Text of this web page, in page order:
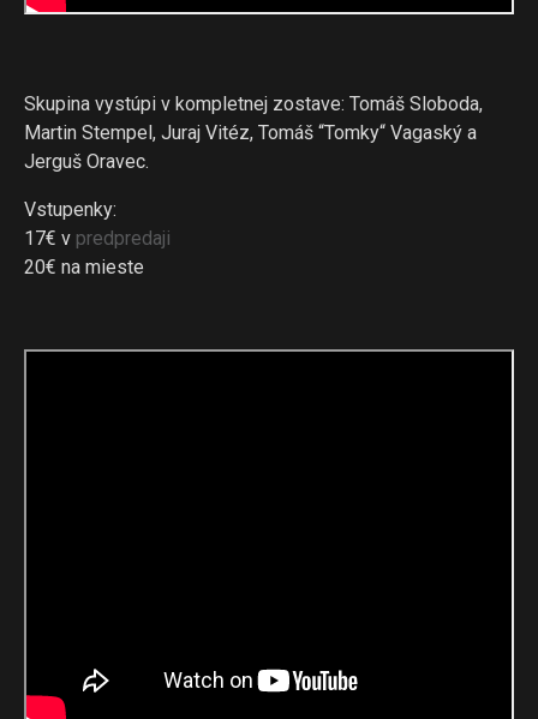
Skupina vystúpi v kompletnej zostave: Tomáš Sloboda,
Martin Stempel, Juraj Vitéz, Tomáš “Tomky“ Vagaský a
Jerguš Oravec.
Vstupenky:
17€ v predpredaji
20€ na mieste